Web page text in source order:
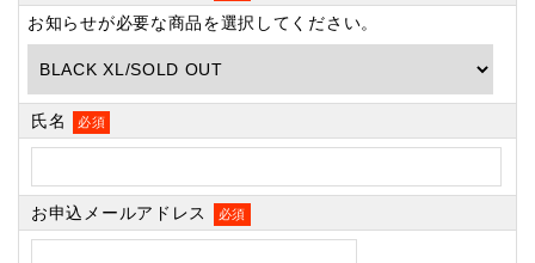
お知らせが必要な商品を選択してください。
氏名 必須
お申込メールアドレス 必須